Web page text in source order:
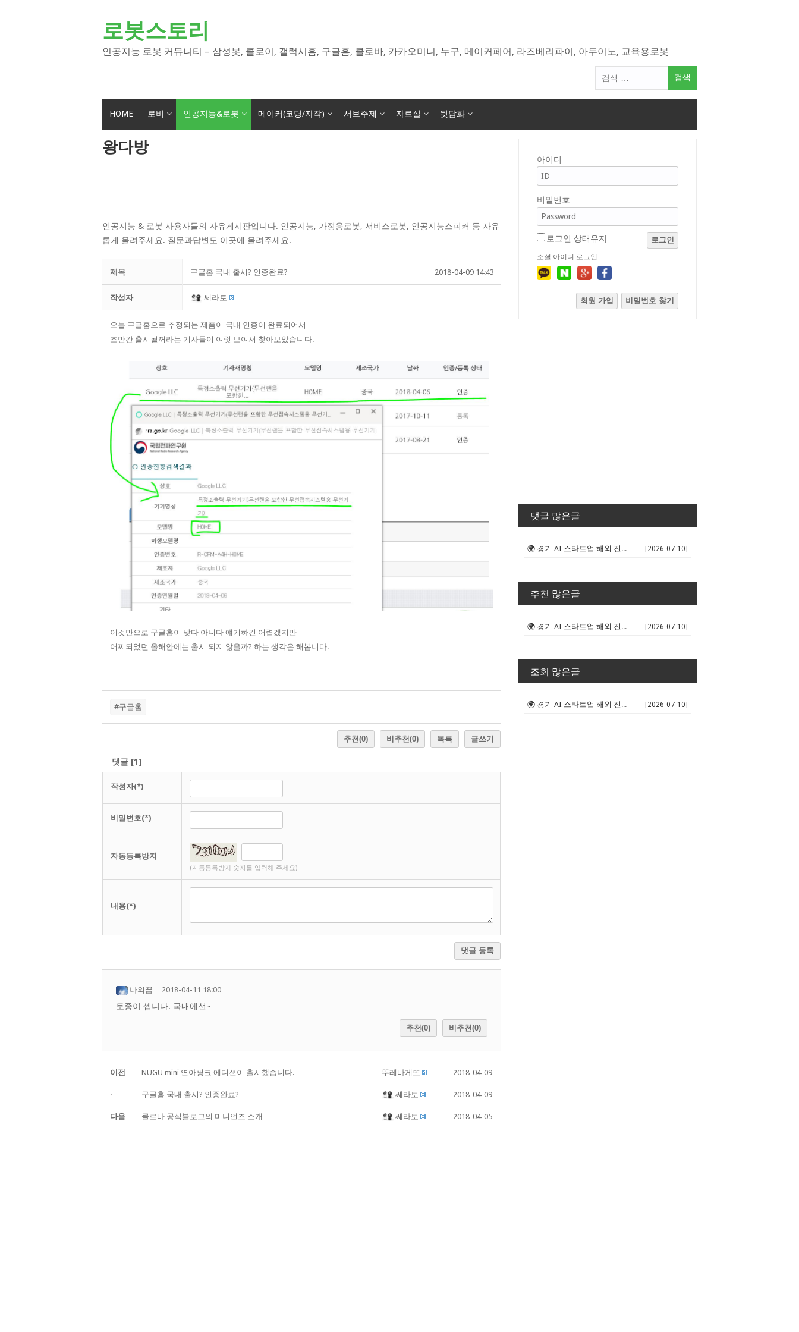
로봇스토리
인공지능 로봇 커뮤니티 – 삼성봇, 클로이, 갤럭시홈, 구글홈, 클로바, 카카오미니, 누구, 메이커페어, 라즈베리파이, 아두이노, 교육용로봇
색
HOME 로비 인공지능&로봇 메이커(코딩/자작) 서브주제 자료실 뒷담화
왕다방
인공지능 & 로봇 사용자들의 자유게시판입니다. 인공지능, 가정용로봇, 서비스로봇, 인공지능스피커 등 자유
롭게 올려주세요. 질문과답변도 이곳에 올려주세요.
제목 구글홈 국내 출시? 인증완료? 2018-04-09 14:43
작성자 쎄라토
오늘 구글홈으로 추정되는 제품이 국내 인증이 완료되어서
조만간 출시될꺼라는 기사들이 여럿 보여서 찾아보았습니다.
이것만으로 구글홈이 맞다 아니다 얘기하긴 어렵겠지만
어찌되었던 올해안에는 출시 되지 않을까? 하는 생각은 해봅니다.
#구글홈
추천(0) 비추천(0) 목록 글쓰기
댓글 [1]
작성자(*)
비밀번호(*)
자동등록방지
(자동등록방지 숫자를 입력해 주세요)
내용(*)
댓글 등록
나의꿈 2018-04-11 18:00
토종이 셉니다. 국내에선~
추천(0) 비추천(0)
이전 NUGU mini 연아핑크 에디션이 출시했습니다. 뚜레바게뜨 2018-04-09
- 구글홈 국내 출시? 인증완료? 쎄라토 2018-04-09
다음 클로바 공식블로그의 미니언즈 소개 쎄라토 2018-04-05
아이디
비밀번호
로그인 상태유지 로그인
소셜 아이디 로그인
회원 가입 비밀번호 찾기
댓글 많은글
🌍 경기 AI 스타트업 해외 진출 판... [2026-07-10]
추천 많은글
🌍 경기 AI 스타트업 해외 진출 판... [2026-07-10]
조회 많은글
🌍 경기 AI 스타트업 해외 진출 판... [2026-07-10]